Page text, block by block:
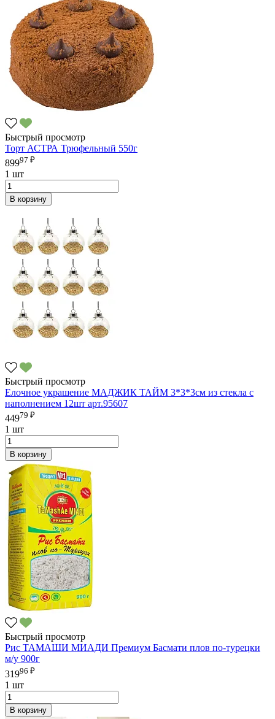
Быстрый просмотр
Торт АСТРА Трюфельный 550г
89997 ₽
1 шт
В корзину
Быстрый просмотр
Елочное украшение МАДЖИК ТАЙМ 3*3*3см из стекла с
наполнением 12шт арт.95607
44979 ₽
1 шт
В корзину
Быстрый просмотр
Рис ТАМАШИ МИАДИ Премиум Басмати плов по-турецки
м/у 900г
31996 ₽
1 шт
В корзину